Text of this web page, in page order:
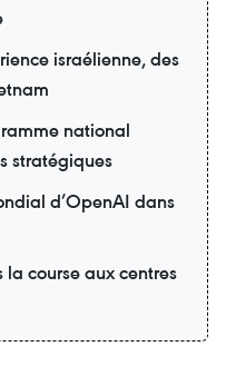
israélienne, des
national
stratégiques
d’OpenAI dans
course aux centres